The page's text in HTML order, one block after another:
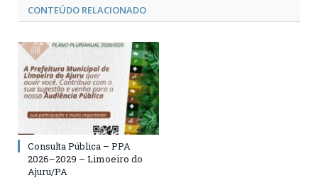
CONTEÚDO RELACIONADO
Consulta Pública – PPA
2026–2029 – Limoeiro do
Ajuru/PA